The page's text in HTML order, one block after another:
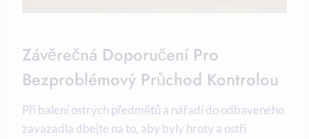
Závěrečná Doporučení Pro
Bezproblémový Průchod Kontrolou
Při balení ostrých předmětů a nářadí do odbaveného
zavazadla dbejte na to, aby byly hroty a ostří